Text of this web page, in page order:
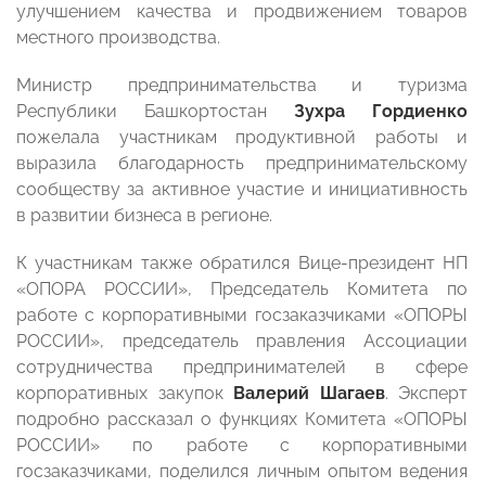
улучшением качества и продвижением товаров
местного производства.
Министр предпринимательства и туризма
Республики Башкортостан Зухра Гордиенко
пожелала участникам продуктивной работы и
выразила благодарность предпринимательскому
сообществу за активное участие и инициативность
в развитии бизнеса в регионе.
К участникам также обратился Вице-президент НП
«ОПОРА РОССИИ», Председатель Комитета по
работе с корпоративными госзаказчиками «ОПОРЫ
РОССИИ», председатель правления Ассоциации
сотрудничества предпринимателей в сфере
корпоративных закупок
Валерий Шагаев. Эксперт
подробно рассказал о функциях Комитета «ОПОРЫ
РОССИИ» по работе с корпоративными
госзаказчиками, поделился личным опытом ведения